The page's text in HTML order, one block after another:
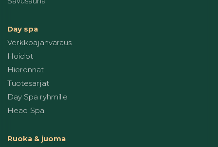
Day spa
Verkkoajanvaraus
Hoidot
Hieronnat
Tuotesarjat
Day Spa ryhmille
Head Spa
Ruoka & juoma